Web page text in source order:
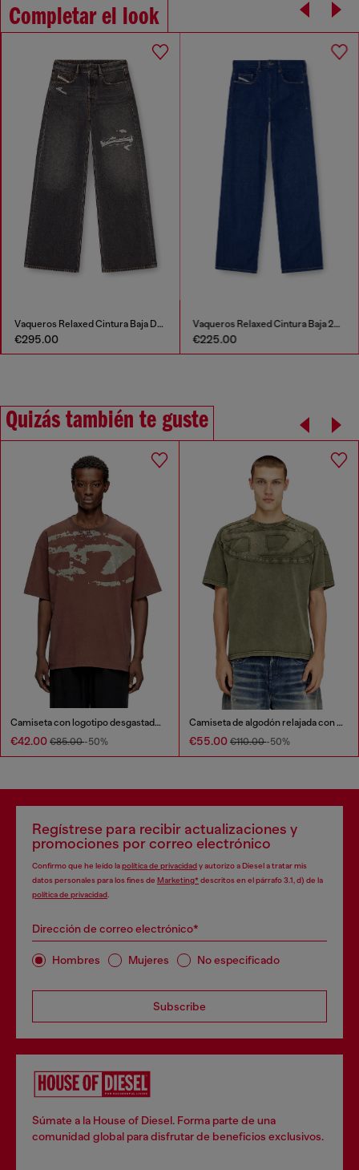
Completar el look
Vaqueros Relaxed Cintura Baja D-Rise
€295.00
Vaqueros Relaxed Cintura Baja 2001 D-Macro
€225.00
Quizás también te guste
Camiseta con logotipo desgastado en relieve
€42.00 €85.00-50%
Camiseta de algodón relajada con aplique Oval D
€55.00 €110.00-50%
Regístrese para recibir actualizaciones y
promociones por correo electrónico
Confirmo que he leído lapolítica de privacidady autorizo a Diesel a tratar mis
datos personales para los fines de Marketing*descritos en el párrafo 3.1, d) de la
política de privacidad
Dirección de correo electrónico*
Hombres Mujeres No especificado
Subscribe
Súmate a la House of Diesel. Forma parte de una
comunidad global para disfrutar de beneficios exclusivos.